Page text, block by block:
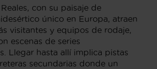
con su paisaje de
único en Europa, atraen
visitantes y equipos de rodaje,
escenas de series
Llegar hasta allí implica pistas
secundarias donde un